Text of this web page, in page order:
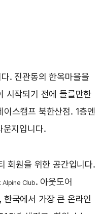
. 진관동의 한옥마을을
시작되기 전에 들를만한
스캠프 북한산점. 1층엔
운지입니다.
회원을 위한 공간입니다.
Alpine Club. 아웃도어
국에서 가장 큰 온라인